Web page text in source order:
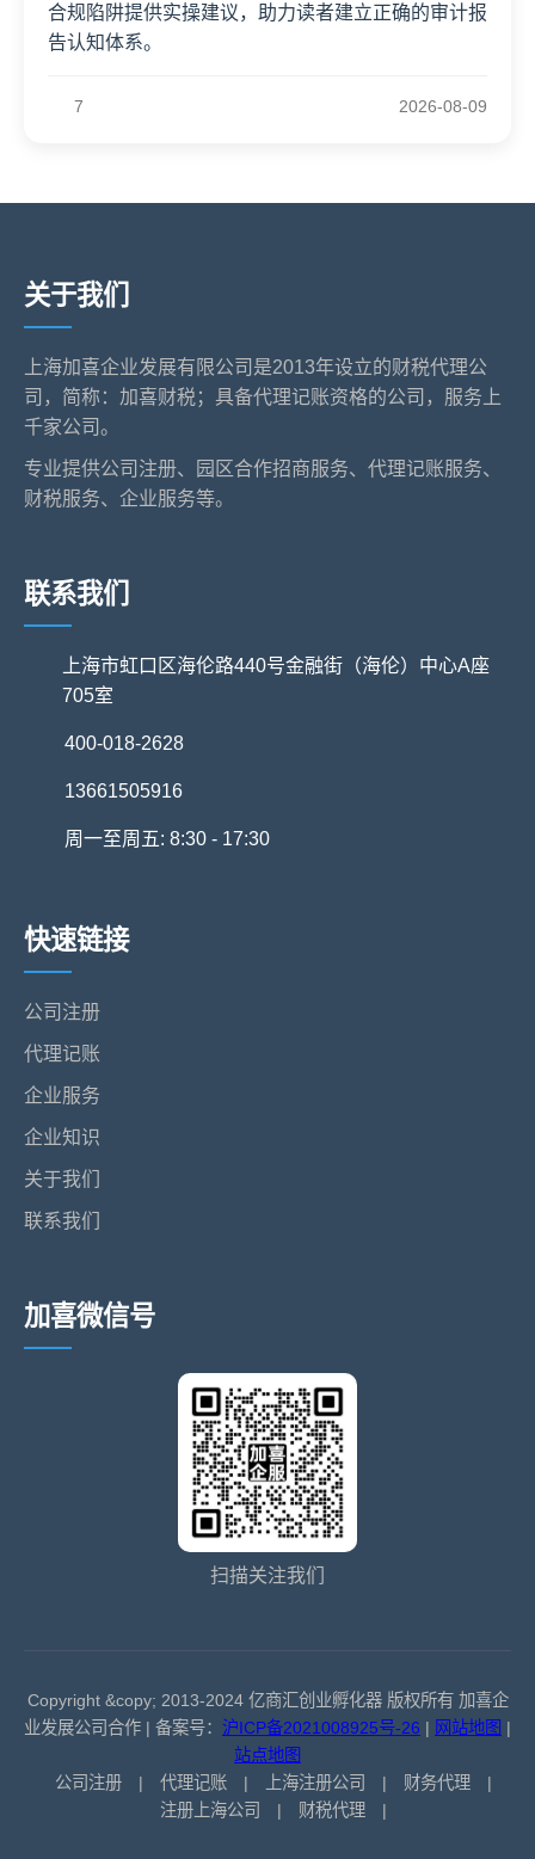
合规陷阱提供实操建议，助力读者建立正确的审计报
告认知体系。
7 2026-08-09
关于我们
上海加喜企业发展有限公司是2013年设立的财税代理公
司，简称：加喜财税；具备代理记账资格的公司，服务上
千家公司。
专业提供公司注册、园区合作招商服务、代理记账服务、
财税服务、企业服务等。
联系我们
上海市虹口区海伦路440号金融街（海伦）中心A座
705室
400-018-2628
13661505916
周一至周五: 8:30 - 17:30
快速链接
公司注册
代理记账
企业服务
企业知识
关于我们
联系我们
加喜微信号
扫描关注我们
Copyright &copy; 2013-2024 亿商汇创业孵化器 版权所有 加喜企
业发展公司合作 | 备案号： 沪ICP备2021008925号-26 | 网站地图 |
站点地图
公司注册
| 代理记账 | 上海注册公司 | 财务代理
|
注册上海公司
| 财税代理 |